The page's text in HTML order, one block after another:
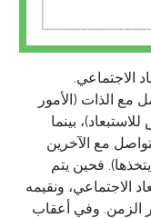
مع الذات (الأمور
بينما
مع الآخرين
فحين يتم
الاجتماعي، ونقيمه
الزمن. وفي أعقاب